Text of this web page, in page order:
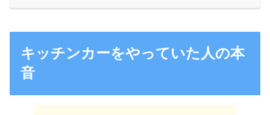
キッチンカーをやっていた人の本
音